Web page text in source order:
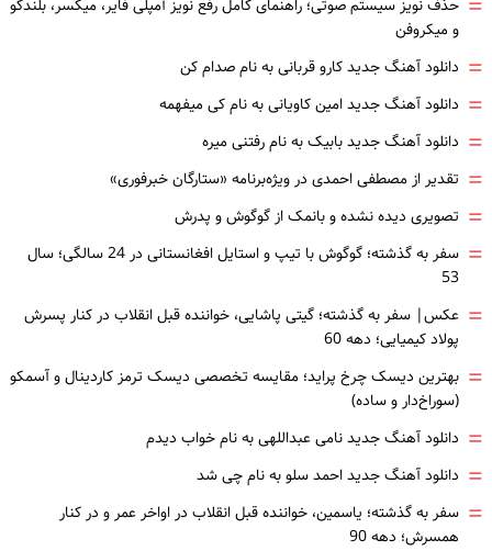
= حذف نویز سیستم صوتی؛ راهنمای کامل رفع نویز آمپلی فایر، میکسر، بلندگو
و میکروفن
= دانلود آهنگ جدید کارو قربانی به نام صدام کن
= دانلود آهنگ جدید امین کاویانی به نام کی میفهمه
= دانلود آهنگ جدید بابیک به نام رفتنی میره
= تقدیر از مصطفی احمدی در ویژه‌برنامه «ستارگان خبرفوری»
= تصویری دیده نشده و بانمک از گوگوش و پدرش
=
سفر به گذشته؛ گوگوش با تیپ و استایل افغانستانی در 24 سالگی؛ سال
53
= عکس| سفر به گذشته؛ گیتی پاشایی، خواننده قبل انقلاب در کنار پسرش
پولاد کیمیایی؛ دهه 60
= بهترین دیسک چرخ پراید؛ مقایسه تخصصی دیسک ترمز کاردینال و آسمکو
(سوراخ‌دار و ساده)
= دانلود آهنگ جدید نامی عبداللهی به نام خواب دیدم
= دانلود آهنگ جدید احمد سلو به نام چی شد
= سفر به گذشته؛ یاسمین، خواننده قبل انقلاب در اواخر عمر و در کنار
همسرش؛ دهه 90